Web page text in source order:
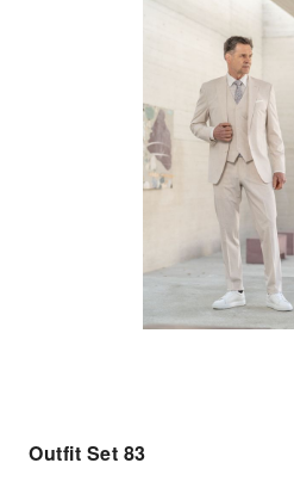
Outfit Set 83